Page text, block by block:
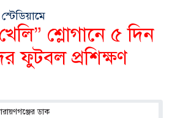
শ্লোগানে ৫ দিন
ফুটবল প্রশিক্ষণ
ডাক